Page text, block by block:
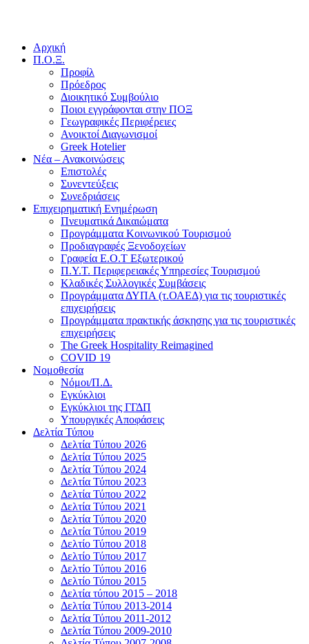
Αρχική
Π.Ο.Ξ.
Προφίλ
Πρόεδρος
Διοικητικό Συμβούλιο
Ποιοι εγγράφονται στην ΠΟΞ
Γεωγραφικές Περιφέρειες
Ανοικτοί Διαγωνισμoί
Greek Hotelier
Νέα – Ανακοινώσεις
Επιστολές
Συνεντεύξεις
Συνεδριάσεις
Επιχειρηματική Ενημέρωση
Πνευματικά Δικαιώματα
Προγράμματα Κοινωνικού Τουρισμού
Προδιαγραφές Ξενοδοχείων
Γραφεία Ε.Ο.Τ Εξωτερικού
Π.Υ.Τ. Περιφερειακές Υπηρεσίες Τουρισμού
Κλαδικές Συλλογικές Συμβάσεις
Προγράμματα ΔΥΠΑ (τ.ΟΑΕΔ) για τις τουριστικές
επιχειρήσεις
Προγράμματα πρακτικής άσκησης για τις τουριστικές
επιχειρήσεις
The Greek Hospitality Reimagined
COVID 19
Νομοθεσία
Νόμοι/Π.Δ.
Εγκύκλιοι
Εγκύκλιοι της ΓΓΔΠ
Υπουργικές Αποφάσεις
Δελτία Τύπου
Δελτία Τύπου 2026
Δελτία Τύπου 2025
Δελτία Τύπου 2024
Δελτία Τύπου 2023
Δελτία Τύπου 2022
Δελτία Τύπου 2021
Δελτία Τύπου 2020
Δελτία Τύπου 2019
Δελτίο Τύπου 2018
Δελτίο Τύπου 2017
Δελτίο Τύπου 2016
Δελτίο Τύπου 2015
Δελτία τύπου 2015 – 2018
Δελτία Τύπου 2013-2014
Δελτία Τύπου 2011-2012
Δελτία Τύπου 2009-2010